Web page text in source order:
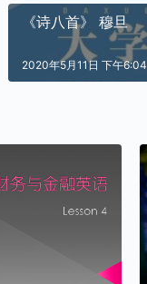
《诗八首》 穆旦
2020年5月11日 下午6:04